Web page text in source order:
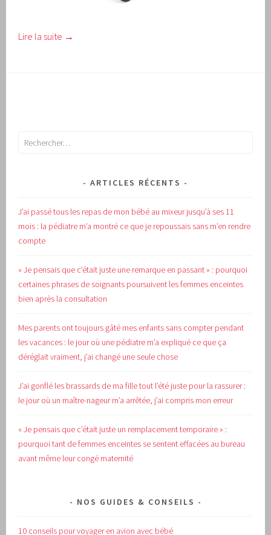
Lire la suite →
Rechercher :
ARTICLES RÉCENTS
J’ai passé tous les repas de mon bébé au mixeur jusqu’à ses 11
mois : la pédiatre m’a montré ce que je repoussais sans m’en rendre
compte
« Je pensais que c’était juste une remarque en passant » : pourquoi
certaines phrases de soignants poursuivent les femmes enceintes
bien après la consultation
Mes parents ont toujours gâté mes enfants sans compter pendant
les vacances : le jour où une pédiatre m’a expliqué ce que ça
déréglait vraiment, j’ai changé une seule chose
J’ai gonflé les brassards de ma fille tout l’été juste pour la rassurer :
le jour où un maître-nageur m’a arrêtée, j’ai compris mon erreur
« Je pensais que c’était juste un remplacement temporaire » :
pourquoi tant de femmes enceintes se sentent effacées au bureau
avant même leur congé maternité
NOS GUIDES & CONSEILS
10 conseils pour voyager en avion avec bébé